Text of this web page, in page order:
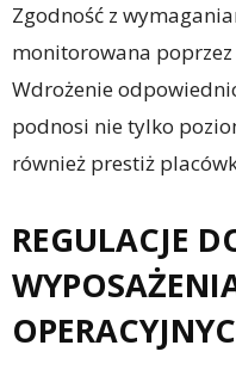
Zgodność z
monitorowana
Wdrożenie
podnosi nie tylko
również prestiż
REGULACJE